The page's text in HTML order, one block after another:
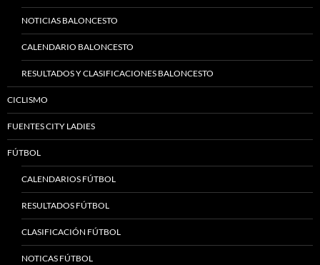
NOTICIAS BALONCESTO
CALENDARIO BALONCESTO
RESULTADOS Y CLASIFICACIONES BALONCESTO
CICLISMO
FUENTES CITY LADIES
FÚTBOL
CALENDARIOS FÚTBOL
RESULTADOS FÚTBOL
CLASIFICACIÓN FÚTBOL
NOTICAS FÚTBOL